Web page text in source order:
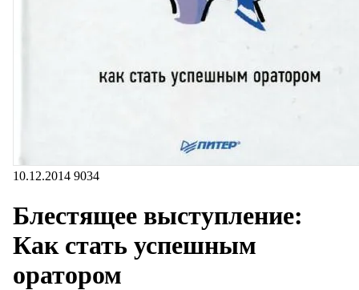
10.12.2014 9034
Блестящее выступление:
Как стать успешным
оратором